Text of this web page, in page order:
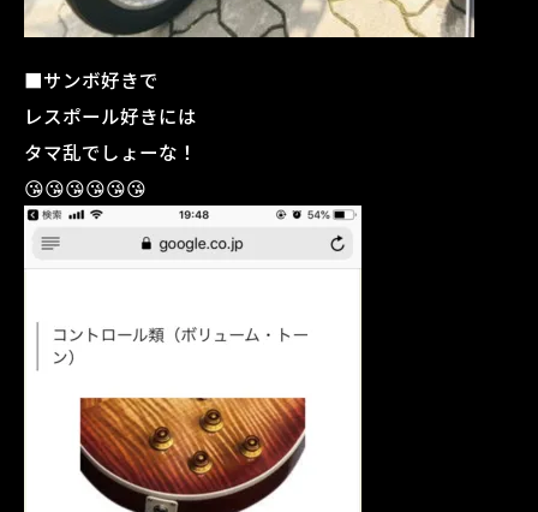
■サンボ好きで
レスポール好きには
タマ乱でしょーな！
😘😘😘😘😘😘